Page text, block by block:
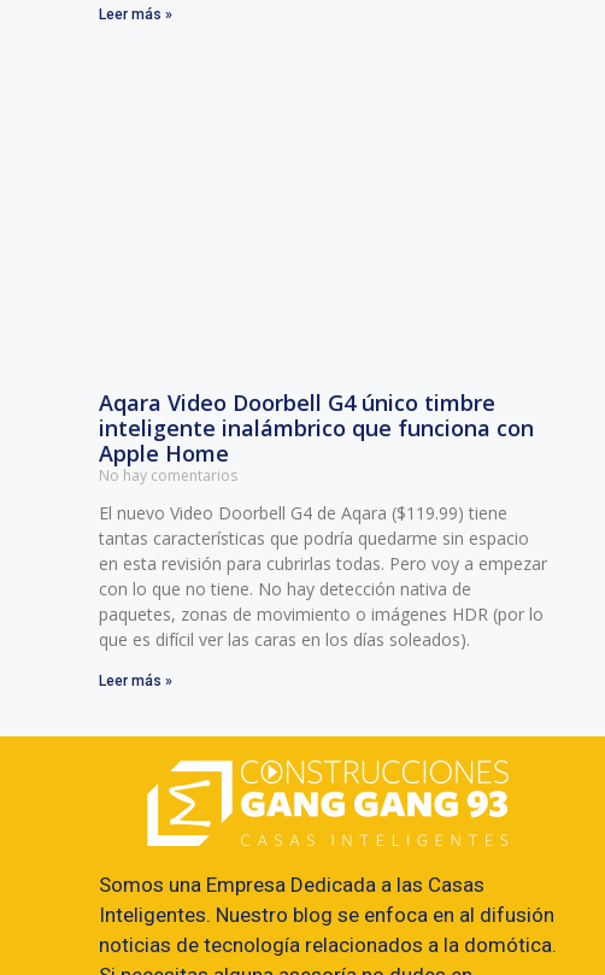
Leer más »
Aqara Video Doorbell G4 único timbre
inteligente inalámbrico que funciona con
Apple Home
No hay comentarios
El nuevo Video Doorbell G4 de Aqara ($119.99) tiene
tantas características que podría quedarme sin espacio
en esta revisión para cubrirlas todas. Pero voy a empezar
con lo que no tiene. No hay detección nativa de
paquetes, zonas de movimiento o imágenes HDR (por lo
que es difícil ver las caras en los días soleados).
Leer más »
Somos una Empresa Dedicada a las Casas
Inteligentes. Nuestro blog se enfoca en al difusión
noticias de tecnología relacionados a la domótica.